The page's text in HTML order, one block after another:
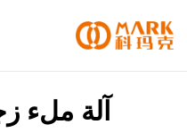
آلة ملء